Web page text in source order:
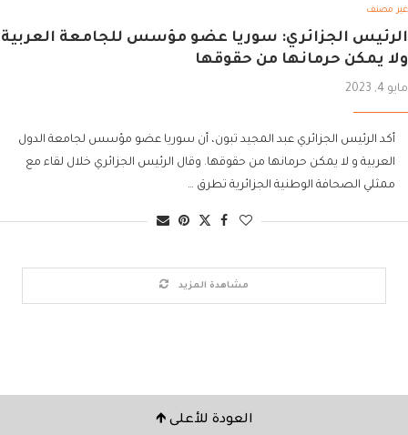
غير مصنف
الرئيس الجزائري: سوريا عضو مؤسس للجامعة العربية
ولا يمكن حرمانها من حقوقها
مايو 4, 2023
أكد الرئيس الجزائري عبد المجيد تبون، أن سوريا عضو مؤسس لجامعة الدول
العربية و لا يمكن حرمانها من حقوقها. وقال الرئيس الجزائري خلال لقاء مع
ممثلي الصحافة الوطنية الجزائرية تطرق …
مشاهدة المزيد
العودة للأعلى 🡹